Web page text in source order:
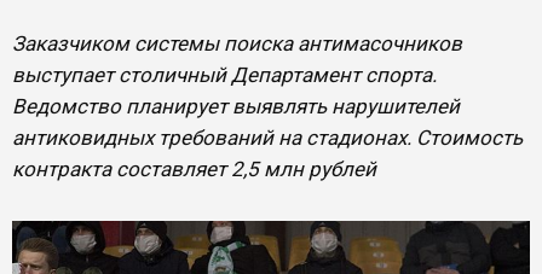
Заказчиком системы поиска антимасочников
выступает столичный Департамент спорта.
Ведомство планирует выявлять нарушителей
антиковидных требований на стадионах. Стоимость
контракта составляет 2,5 млн рублей